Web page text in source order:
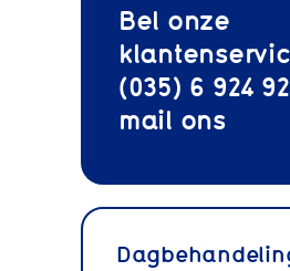
Bel onze
(035) 6 924
mail ons